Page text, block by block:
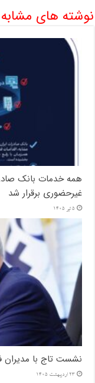
نوشته های مشابه
همه خدمات بانک
غیرحضوری برقرار شد
5 تیر 1405
نشست تاج با مدیران
23 اردیبهشت 1405